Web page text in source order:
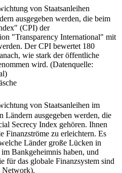
von Staatsanleihen
ausgegeben werden, die beim
(CPI) der
"Transparency International" mit
Der CPI bewertet 180
wie stark der öffentliche
wird. (Datenquelle:
von Staatsanleihen im
Ländern ausgegeben werden, die
Secrecy Index gehören. Ihnen
Finanzströme zu erleichtern. Es
Länder große Lücken in
Bankgeheimnis haben, und
für das globale Finanzsystem sind
Network).